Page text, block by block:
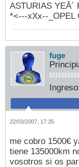
ASTURIAS YEÂ´
*<---xXx--_OPEL
fuge
22/03/2007, 17:35
me cobro 1500€
tiene 135000km
vosotros si os